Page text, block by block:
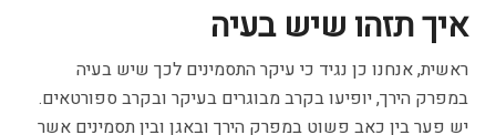
איך תזהו שיש בעיה
ראשית, אנחנו כן נגיד כי עיקר התסמינים לכך שיש בעיה
במפרק הירך, יופיעו בקרב מבוגרים בעיקר ובקרב ספורטאים.
יש פער בין כאב פשוט במפרק הירך ובאגן ובין תסמינים אשר